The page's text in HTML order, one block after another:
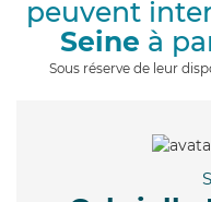
peuvent
Seine à
Sous réserve de leur